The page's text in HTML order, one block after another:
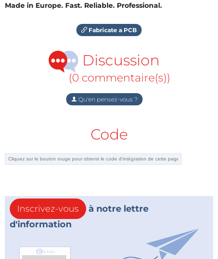
Made in Europe. Fast. Reliable. Professional.
Fabricate a PCB
Discussion
(0 commentaire(s))
Qu'en pensez-vous ?
Code
Inscrivez-vous
à notre lettre
d'information